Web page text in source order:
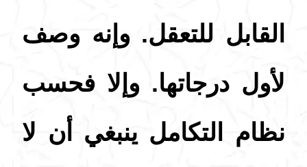
القابل للتعقل. وإنه وصف
لأول درجاتها. وإلا فحسب
نظام التكامل ينبغي أن لا